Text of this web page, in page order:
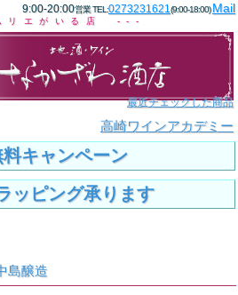
9:00-20:00営業 TEL:0273231621(9:00-18:00)Mail
エがいる店 ---
最近チェックした商品
高崎ワインアカデミー
キャンペーン
ッピング承ります
島醸造